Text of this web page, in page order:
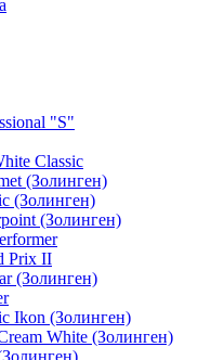
"S"
Classic
(Золинген)
(Золинген)
(Золинген)
Prix II
(Золинген)
Ikon (Золинген)
White (Золинген)